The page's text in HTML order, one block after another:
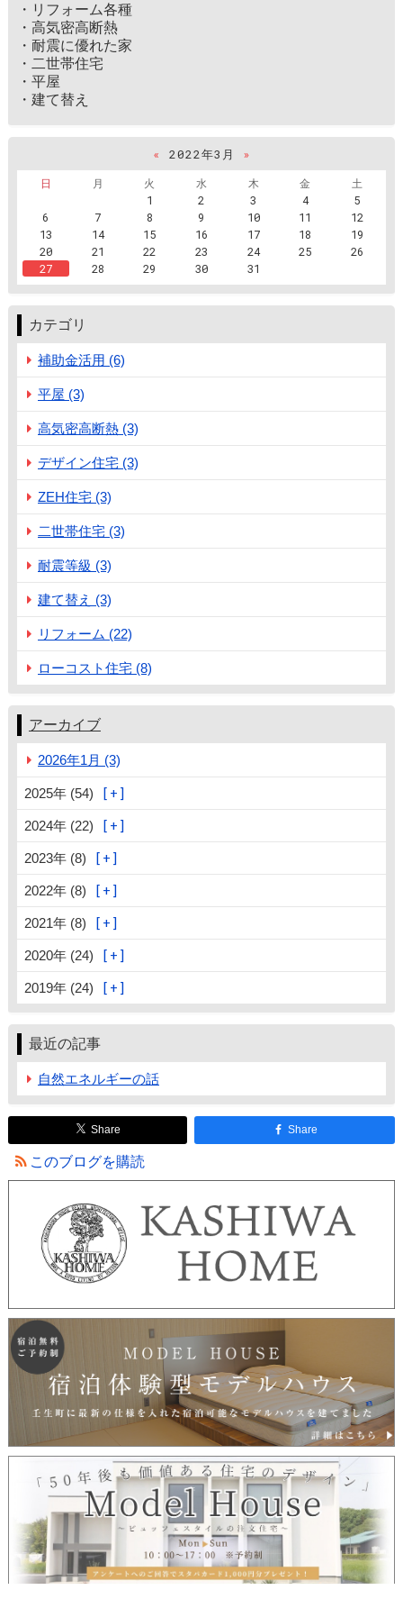
・リフォーム各種
・高気密高断熱
・耐震に優れた家
・二世帯住宅
・平屋
・建て替え
« 2022年3月
»
日
月 火 水 木 金
土
1
2 3 4
5
6
7 8 9 10 11
12
13
14 15 16 17 18
19
20
21 22 23 24 25
26
27
28 29 30 31
カテゴリ
補助金活用 (6)
平屋 (3)
高気密高断熱 (3)
デザイン住宅 (3)
ZEH住宅 (3)
二世帯住宅 (3)
耐震等級 (3)
建て替え (3)
リフォーム (22)
ローコスト住宅 (8)
アーカイブ
2026年1月 (3)
2025年 (54)
2024年 (22)
2023年 (8)
2022年 (8)
2021年 (8)
2020年 (24)
2019年 (24)
最近の記事
自然エネルギーの話
Share Share
このブログを購読